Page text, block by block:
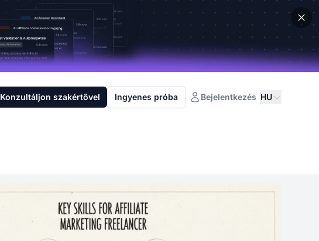
Konzultáljon szakértővel Ingyenes próba Bejelentkezés HU